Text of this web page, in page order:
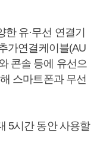
유·무선 연결기
가연결케이블(AU
콘솔 등에 유선으
스마트폰과 무선
5시간 동안 사용할